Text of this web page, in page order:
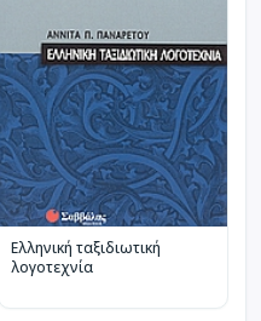
Ελληνική ταξιδιωτική
λογοτεχνία